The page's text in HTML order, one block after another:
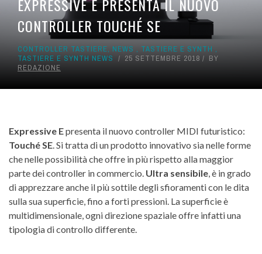
EXPRESSIVE E PRESENTA IL NUOVO
CONTROLLER TOUCHÉ SE
CONTROLLER TASTIERE, NEWS , TASTIERE E SYNTH ,
TASTIERE E SYNTH NEWS
25 SETTEMBRE 2018
BY
REDAZIONE
Expressive Epresenta il nuovo controller MIDI futuristico:
Touché SE . Si tratta di un prodotto innovativo sia nelle forme
che nelle possibilità che offre in più rispetto alla maggior
parte dei controller in commercio. Ultra sensibile , è in grado
di apprezzare anche il più sottile degli sfioramenti con le dita
sulla sua superficie, fino a forti pressioni. La superficie è
multidimensionale, ogni direzione spaziale offre infatti una
tipologia di controllo differente.